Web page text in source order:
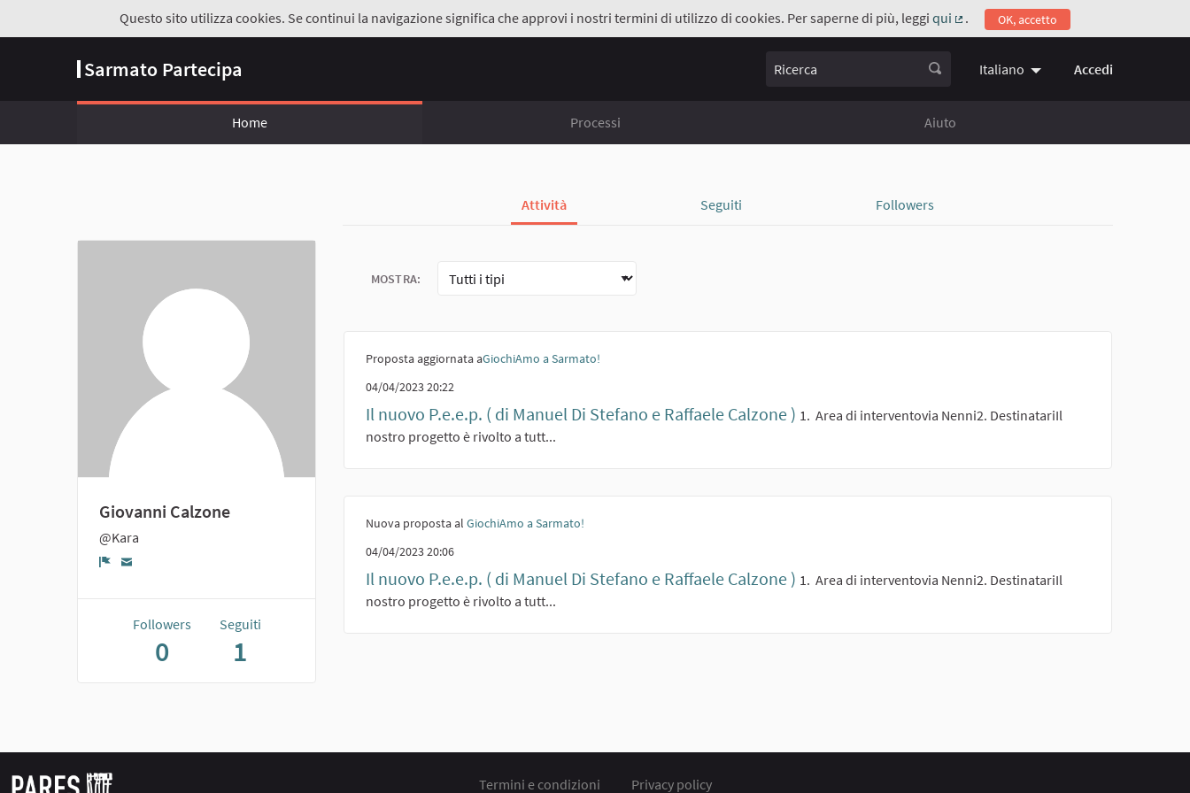
Questo sito utilizza cookies. Se continui la navigazione significa che approvi i nostri termini di utilizzo di cookies. Per saperne di più, leggi qui
(Collegamento esterno)
. OK, accetto
Sarmato Partecipa Ricerca Italiano Choose language
Accedi
Home Processi Aiuto
Attività Seguiti Followers
Giovanni Calzone
@Kara
Followers
0
Seguiti
1
MOSTRA:
Proposta aggiornata aGiochiAmo a Sarmato!
04/04/2023 20:22
Il nuovo P.e.e.p. ( di Manuel Di Stefano e Raffaele Calzone ) 1. Area di interventovia Nenni2. DestinatariIl
nostro progetto è rivolto a tutt...
Nuova proposta al GiochiAmo a Sarmato!
04/04/2023 20:06
Il nuovo P.e.e.p. ( di Manuel Di Stefano e Raffaele Calzone ) 1. Area di interventovia Nenni2. DestinatariIl
nostro progetto è rivolto a tutt...
Termini e condizioni Privacy policy